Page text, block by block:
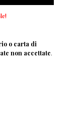
o carta di
non accettate.